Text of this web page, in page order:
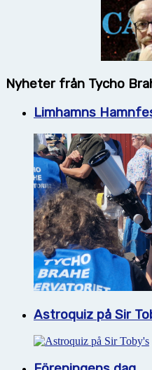
Nyheter från Tycho
Limhamns
Astroquiz på Sir